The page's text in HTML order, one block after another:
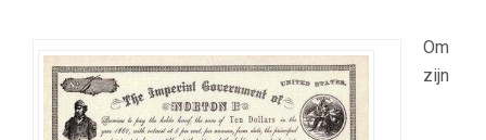
Om
zijn